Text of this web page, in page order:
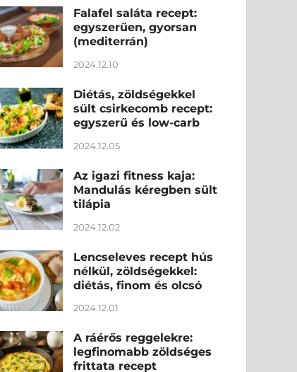
Falafel saláta recept:
egyszerűen, gyorsan
(mediterrán)
2024.12.10
Diétás, zöldségekkel
sült csirkecomb recept:
egyszerű és low-carb
2024.12.05
Az igazi fitness kaja:
Mandulás kéregben sült
tilápia
2024.12.02
Lencseleves recept hús
nélkül, zöldségekkel:
diétás, finom és olcsó
2024.12.01
A ráérős reggelekre:
legfinomabb zöldséges
frittata recept